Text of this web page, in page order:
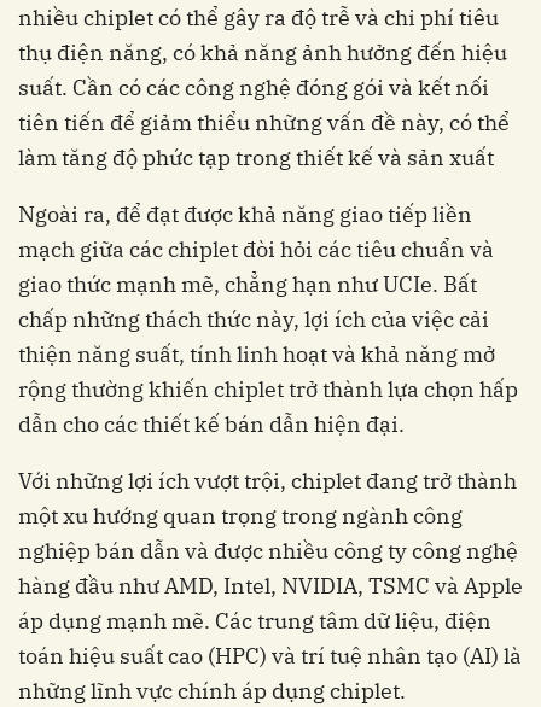
nhiều chiplet có thể gây ra độ trễ và chi phí tiêu
thụ điện năng, có khả năng ảnh hưởng đến hiệu
suất. Cần có các công nghệ đóng gói và kết nối
tiên tiến để giảm thiểu những vấn đề này, có thể
làm tăng độ phức tạp trong thiết kế và sản xuất
Ngoài ra, để đạt được khả năng giao tiếp liền
mạch giữa các chiplet đòi hỏi các tiêu chuẩn và
giao thức mạnh mẽ, chẳng hạn như UCIe. Bất
chấp những thách thức này, lợi ích của việc cải
thiện năng suất, tính linh hoạt và khả năng mở
rộng thường khiến chiplet trở thành lựa chọn hấp
dẫn cho các thiết kế bán dẫn hiện đại.
Với những lợi ích vượt trội, chiplet đang trở thành
một xu hướng quan trọng trong ngành công
nghiệp bán dẫn và được nhiều công ty công nghệ
hàng đầu như AMD, Intel, NVIDIA, TSMC và Apple
áp dụng mạnh mẽ. Các trung tâm dữ liệu, điện
toán hiệu suất cao (HPC) và trí tuệ nhân tạo (AI) là
những lĩnh vực chính áp dụng chiplet.